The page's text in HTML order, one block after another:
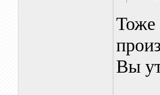
Тоже
Вы